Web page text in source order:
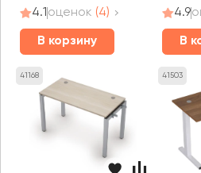
4.1 оценок (4)
В корзину
4.9
В
41168 41503